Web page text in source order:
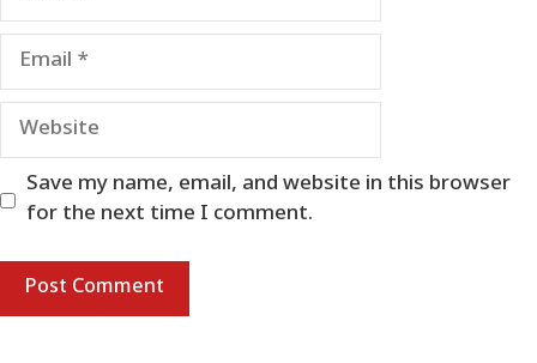
Email
Website
Save my name, email, and website in this browser
for the next time I comment.